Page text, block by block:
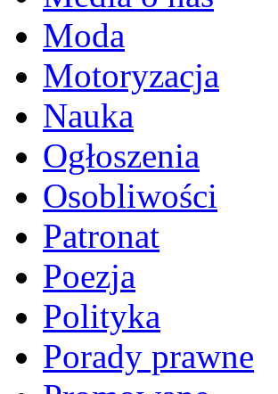
Moda
Motoryzacja
Nauka
Ogłoszenia
Osobliwości
Patronat
Poezja
Polityka
Porady prawne